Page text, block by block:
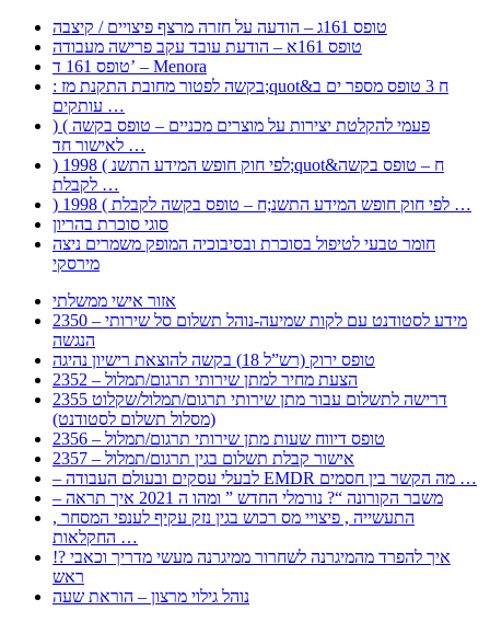
טופס 161ג – הודעה על חזרה מרצף פיצויים / קיצבה
טופס 161א – הודעת עובד עקב פרישה מעבודה
טופס 161 ד’ – Menora
: בקשה לפטור מחובת התקנת מז;quot&ח 3 טופס מספר ים ב
עותקים …
) ( פעמי להקלטת יצירות על מוצרים מכניים – טופס בקשה
לאישור חד …
) 1998 ( לפי חוק חופש המידע התשנ;quot&ח – טופס בקשה
לקבלת …
) 1998 ( לפי חוק חופש המידע התשנ;ח – טופס בקשה לקבלת …
סוגי סוכרת בהריון
חומר טבעי לטיפול בסוכרת ובסיבוכיה המופק משמרים ניצה
מירסקי
אזור אישי ממשלתי
2350 – מידע לסטודנט עם לקות שמיעה-נוהל תשלום סל שירותי
הנגשה
טופס ירוק (רש”ל 18) בקשה להוצאת רישיון נהיגה
2352 – הצעת מחיר למתן שירותי תרגום/תמלול
2355 דרישה לתשלום עבור מתן שירותי תרגום/תמלול/שקלוט
(מסלול תשלום לסטודנט)
2356 – טופס דיווח שעות מתן שירותי תרגום/תמלול
2357 – אישור קבלת תשלום בגין תרגום/תמלול
– לבעלי עסקים ובעולם העבודה EMDR מה הקשר בין חסמים …
– משבר הקורונה “? נורמלי החדש ” ומהו ה 2021 איך תראה
, התעשייה , פיצויי מס רכוש בגין נזק עקיף לענפי המסחר
החקלאות …
!? איך להפרד מהמיגרנה לשחרור ממיגרנה מעשי מדריך וכאבי
ראש
נוהל גילוי מרצון – הוראת שעה